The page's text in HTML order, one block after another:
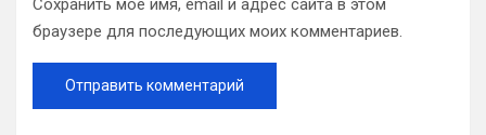
Сохранить моё имя, email и адрес сайта в этом
браузере для последующих моих комментариев.